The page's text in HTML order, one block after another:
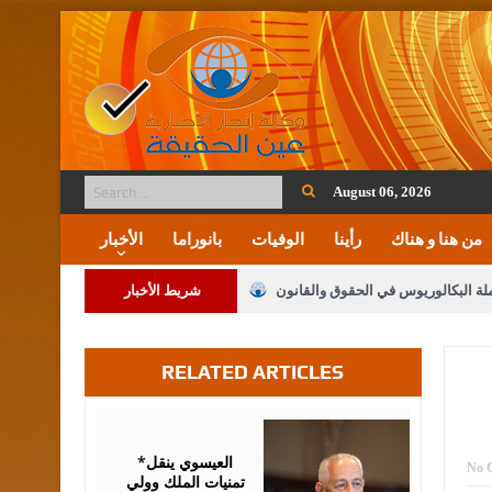
August 06, 2026
الأخبار بانوراما الوفيات رأينا من هنا و هناك
شريط الأخبار البكالوريوس في الحقوق والقانون
على شراكة فاعلة مع الإعلام
الملك يلتقي مجموعة من رفاق السلاح
فريحات.. مبارك وبكم تزهو المناصب
No
RELATED ARTICLES
*العيسوي ينقل
تمنيات الملك وولي